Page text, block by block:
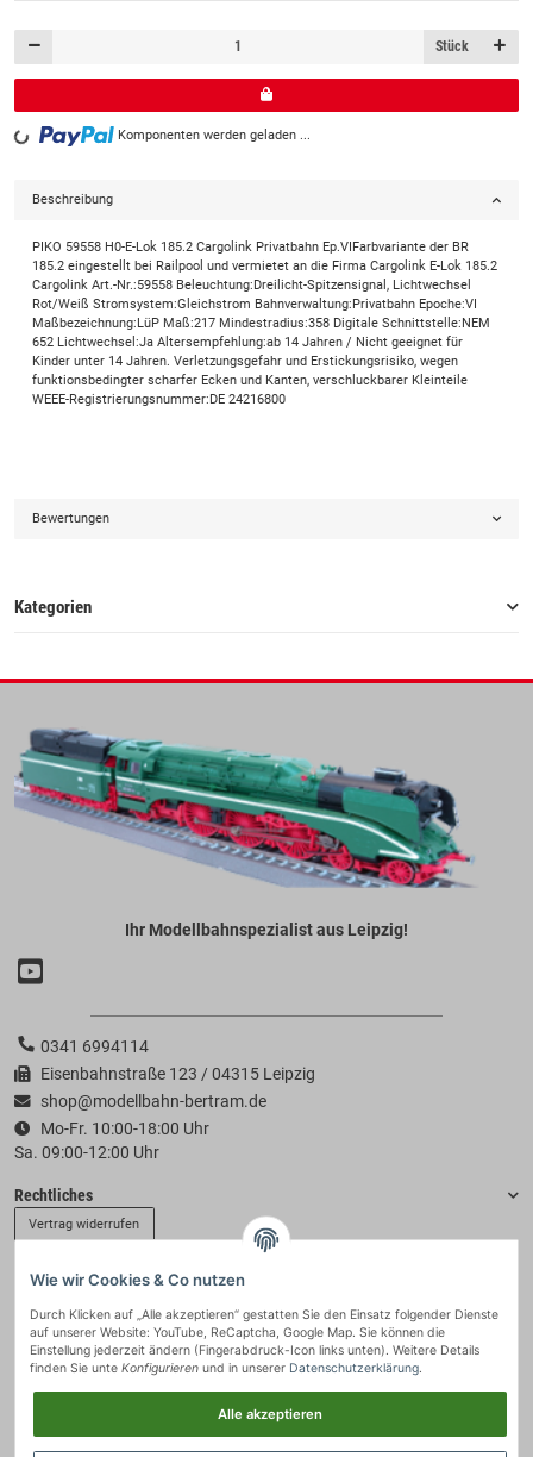
Stück
Loading... Komponenten werden geladen ...
Beschreibung
PIKO 59558 H0-E-Lok 185.2 Cargolink Privatbahn Ep.VIFarbvariante der BR
185.2 eingestellt bei Railpool und vermietet an die Firma Cargolink E-Lok 185.2
Cargolink Art.-Nr.:59558 Beleuchtung:Dreilicht-Spitzensignal, Lichtwechsel
Rot/Weiß Stromsystem:Gleichstrom Bahnverwaltung:Privatbahn Epoche:VI
Maßbezeichnung:LüP Maß:217 Mindestradius:358 Digitale Schnittstelle:NEM
652 Lichtwechsel:Ja Altersempfehlung:ab 14 Jahren / Nicht geeignet für
Kinder unter 14 Jahren. Verletzungsgefahr und Erstickungsrisiko, wegen
funktionsbedingter scharfer Ecken und Kanten, verschluckbarer Kleinteile
WEEE-Registrierungsnummer:DE 24216800
Bewertungen
Kategorien
Ihr Modellbahnspezialist aus Leipzig!
0341 6994114
Eisenbahnstraße 123 / 04315 Leipzig
shop@modellbahn-bertram.de
Mo-Fr. 10:00-18:00 Uhr
Sa. 09:00-12:00 Uhr
Rechtliches
Vertrag widerrufen
Zahlung & Versand
Wie wir Cookies & Co nutzen
Durch Klicken auf „Alle akzeptieren“ gestatten Sie den Einsatz folgender Dienste
auf unserer Website: YouTube, ReCaptcha, Google Map. Sie können die
Einstellung jederzeit ändern (Fingerabdruck-Icon links unten). Weitere Details
finden Sie unte Konfigurieren und in unserer Datenschutzerklärung.
Alle akzeptieren